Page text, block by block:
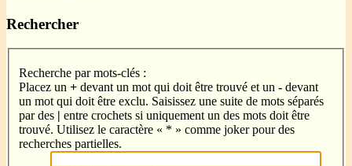
Rechercher
Recherche par mots-clés :
Placez un + devant un mot qui doit être trouvé et un - devant
un mot qui doit être exclu. Saisissez une suite de mots séparés
par des | entre crochets si uniquement un des mots doit être
trouvé. Utilisez le caractère « * » comme joker pour des
recherches partielles.